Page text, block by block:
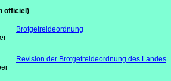
officiel)
Brotgetreideordnung
Revision der Brotgetreideordnung des Landes